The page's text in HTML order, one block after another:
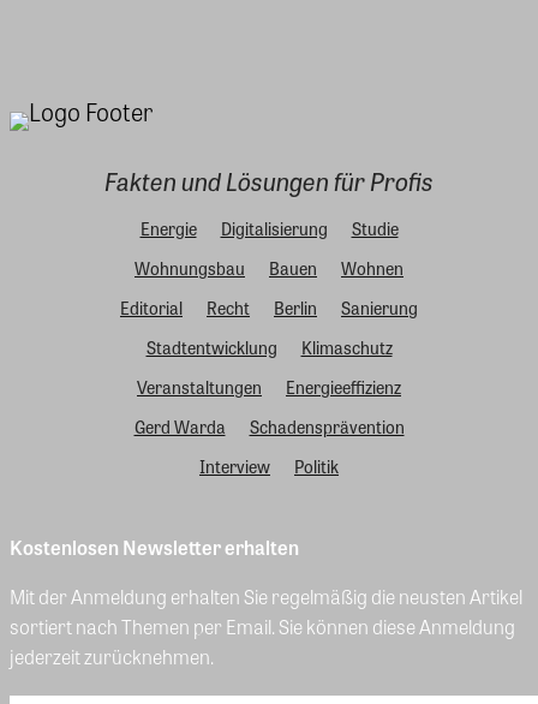
Fakten und Lösungen für Profis
Energie Digitalisierung
Studie
Wohnungsbau
Bauen
Wohnen
Editorial
Recht Berlin
Sanierung
Stadtentwicklung
Klimaschutz
Veranstaltungen
Energieeffizienz
Gerd Warda
Schadensprävention
Interview
Politik
Kostenlosen Newsletter erhalten
Mit der Anmeldung erhalten Sie regelmäßig die neusten Artikel
sortiert nach Themen per Email. Sie können diese Anmeldung
jederzeit zurücknehmen.